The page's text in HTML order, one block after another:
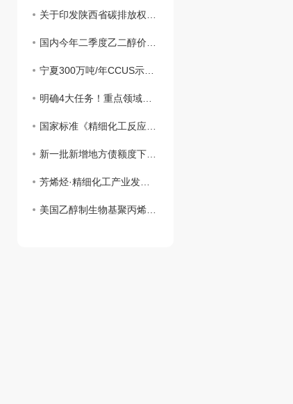
关于印发陕西省碳排放权交易管理实施细则（试行）的通知（有效）
国内今年二季度乙二醇价格小幅上涨
宁夏300万吨/年CCUS示范项目..开工建设
明确4大任务！重点领域节能降碳工作现场会召开
国家标准《精细化工反应 风险评估规范》发布实施
新一批新增地方债额度下达 重大项目将加快落地
芳烯烃·精细化工产业发展大会在辽阳召开
美国乙醇制生物基聚丙烯市场悄然升温